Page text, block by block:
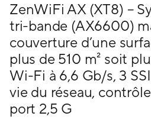
ZenWiFi AX (XT8) –
tri-bande (AX6600)
couverture d’une
plus de 510 m² soit
Wi-Fi à 6,6 Gb/s, 3
vie du réseau,
port 2,5 G